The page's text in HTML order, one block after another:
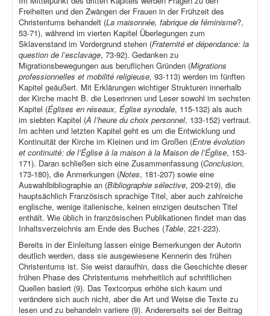
Freiheiten und den Zwängen der Frauen in der Frühzeit des
Christentums behandelt (La maisonnée, fabrique de féminisme?,
53-71), während im vierten Kapitel Überlegungen zum
Sklavenstand im Vordergrund stehen (Fraternité et dépendance: la
question de l’esclavage, 73-92). Gedanken zu
Migrationsbewegungen aus beruflichen Gründen (Migrations
professionnelles et mobilité religieuse, 93-113) werden im fünften
Kapitel geäußert. Mit Erklärungen wichtiger Strukturen innerhalb
der Kirche macht B. die Leserinnen und Leser sowohl im sechsten
Kapitel (Églises en réseaux, Église synodale, 115-132) als auch
im siebten Kapitel (À l’heure du choix personnel, 133-152) vertraut.
Im achten und letzten Kapitel geht es um die Entwicklung und
Kontinuität der Kirche im Kleinen und im Großen (Entre évolution
et continuité: de l’Église à la maison à la Maison de l’Église, 153-
171). Daran schließen sich eine Zusammenfassung (Conclusion,
173-180), die Anmerkungen (Notes, 181-207) sowie eine
Auswahlbibliographie an (Bibliographie sélective, 209-219), die
hauptsächlich Französisch sprachige Titel, aber auch zahlreiche
englische, wenige italienische, keinen einzigen deutschen Titel
enthält. Wie üblich in französischen Publikationen findet man das
Inhaltsverzeichnis am Ende des Buches (Table, 221-223).
Bereits in der Einleitung lassen einige Bemerkungen der Autorin
deutlich werden, dass sie ausgewiesene Kennerin des frühen
Christentums ist. Sie weist daraufhin, dass die Geschichte dieser
frühen Phase des Christentums mehrheitlich auf schriftlichen
Quellen basiert (9). Das Textcorpus erhöhe sich kaum und
verändere sich auch nicht, aber die Art und Weise die Texte zu
lesen und zu behandeln variiere (9). Andererseits sei der Beitrag